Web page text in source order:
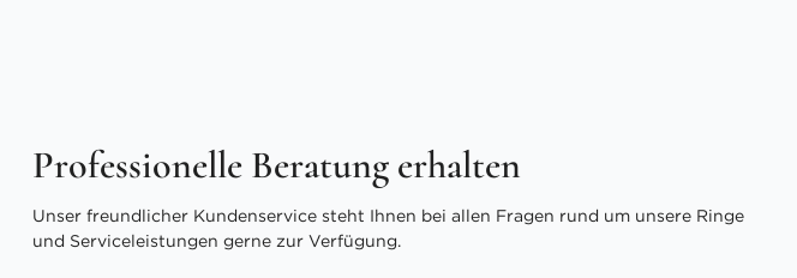
Professionelle Beratung erhalten
Unser freundlicher Kundenservice steht Ihnen bei allen Fragen rund um unsere Ringe
und Serviceleistungen gerne zur Verfügung.